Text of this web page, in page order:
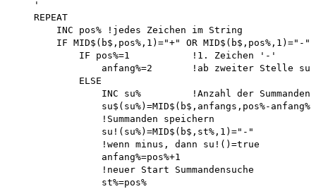
    '
    REPEAT
        INC pos% !jedes Zeichen im String
IF MID$(b$,pos%,1)="+" OR MID$(b$,pos%,1)="-
            IF pos%=1           !1. Zeichen '-'
anfang%=2       !ab zweiter Stelle
            ELSE
                INC su%         !Anzahl der Summanden
                su$(su%)=MID$(b$,anfangs,pos%-anfang%)
                !Summanden speichern
                su!(su%)=MID$(b$,st%,1)="-"
                !wenn minus, dann su!()=true
                anfang%=pos%+1
                !neuer Start Summandensuche
                st%=pos%